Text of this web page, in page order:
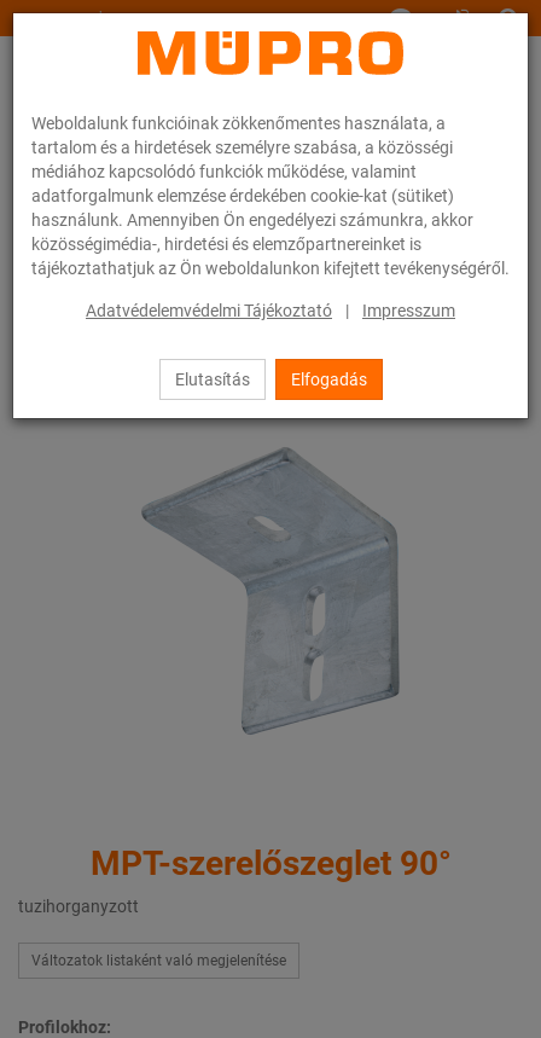
Weboldalunk funkcióinak zökkenőmentes használata, a
tartalom és a hirdetések személyre szabása, a közösségi
médiához kapcsolódó funkciók működése, valamint
adatforgalmunk elemzése érdekében cookie-kat (sütiket)
használunk. Amennyiben Ön engedélyezi számunkra, akkor
közösségimédia-, hirdetési és elemzőpartnereinket is
tájékoztathatjuk az Ön weboldalunkon kifejtett tevékenységéről.
Adatvédelemvédelmi Tájékoztató | Impresszum
Elutasítás Elfogadás
www.muepro.hu
Webáruhàz Rögzítéstechnika
Nehéz csőrögzítés
MPT-szerelősínek nehéz csőrögzítéshez
MPT-szerelőszeglet 90°
tuzihorganyzott
Változatok listaként való megjelenítése
Profilokhoz: